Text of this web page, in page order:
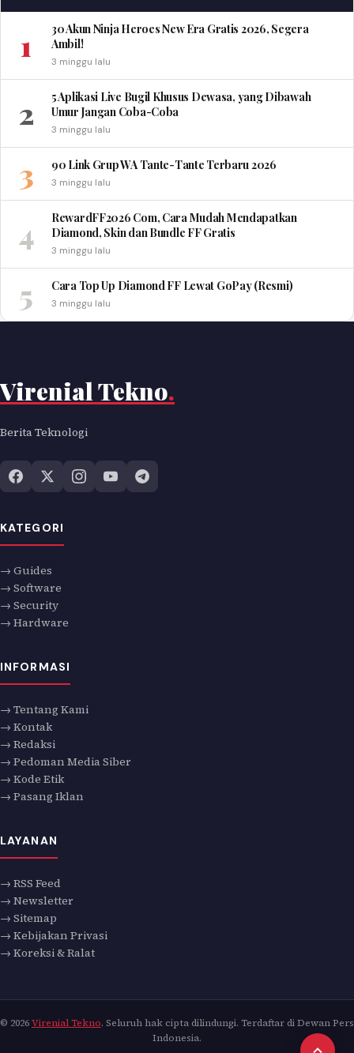
1
30 Akun Ninja Heroes New Era Gratis 2026, Segera
Ambil!
3 minggu lalu
2
5 Aplikasi Live Bugil Khusus Dewasa, yang Dibawah
Umur Jangan Coba-Coba
3 minggu lalu
3 90 Link Grup WA Tante-Tante Terbaru 2026
3 minggu lalu
4
RewardFF2026 Com, Cara Mudah Mendapatkan
Diamond, Skin dan Bundle FF Gratis
3 minggu lalu
5 Cara Top Up Diamond FF Lewat GoPay (Resmi)
3 minggu lalu
Virenial Tekno.
Berita Teknologi
KATEGORI
→ Guides
→ Software
→ Security
→ Hardware
INFORMASI
→ Tentang Kami
→ Kontak
→ Redaksi
→ Pedoman Media Siber
→ Kode Etik
→ Pasang Iklan
LAYANAN
→ RSS Feed
→ Newsletter
→ Sitemap
→ Kebijakan Privasi
→ Koreksi & Ralat
© 2026Virenial Tekno. Seluruh hak cipta dilindungi. Terdaftar di Dewan Pers
Indonesia.